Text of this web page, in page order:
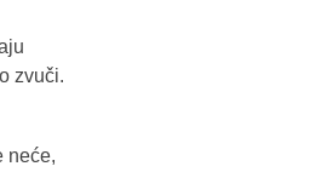
zvuči.
neće,